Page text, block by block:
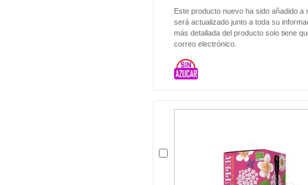
Este producto nuevo ha sido añadido
será actualizado junto a toda su
más detallada del producto solo tiene
correo electrónico.